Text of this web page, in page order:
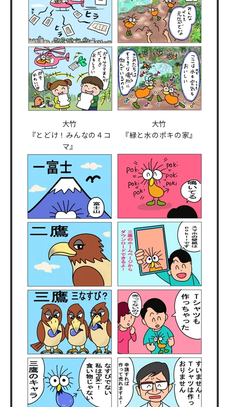
大竹
『とどけ！みんなの４コ
マ』
大竹
『緑と水のポキの家』